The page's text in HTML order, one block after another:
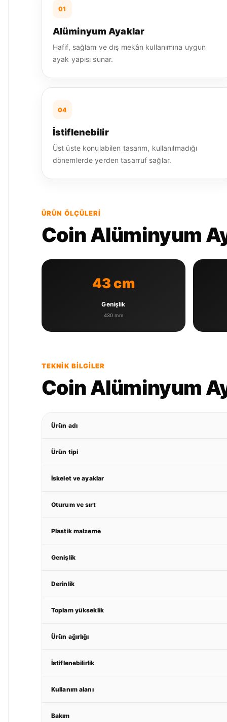
01
Alüminyum Ayaklar
Hafif, sağlam ve dış mekân kullanımına uygun
ayak yapısı sunar.
04
İstiflenebilir
Üst üste konulabilen tasarım, kullanılmadığı
dönemlerde yerden tasarruf sağlar.
ÜRÜN ÖLÇÜLERI
Coin Alüminyum
43 cm
Genişlik
430 mm
TEKNIK BILGILER
Coin Alüminyum
Ürün adı
Ürün tipi
İskelet ve ayaklar
Oturum ve sırt
Plastik malzeme
Genişlik
Derinlik
Toplam yükseklik
Ürün ağırlığı
İstiflenebilirlik
Kullanım alanı
Bakım